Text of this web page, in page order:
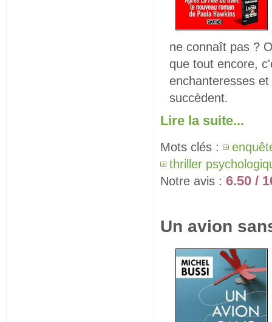
ne connaît pas ?
que tout encore,
enchanteresses
succèdent.
Lire la suite...
Mots clés :
thriller
Notre avis : 6.50 /
Un avion